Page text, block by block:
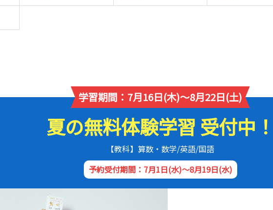
学習期間：7月16日(木)～8月22日(土)
夏の無料体験学習 受付中！
【教科】算数・数学/英語/国語
予約受付期間：7月1日(水)～8月19日(水)